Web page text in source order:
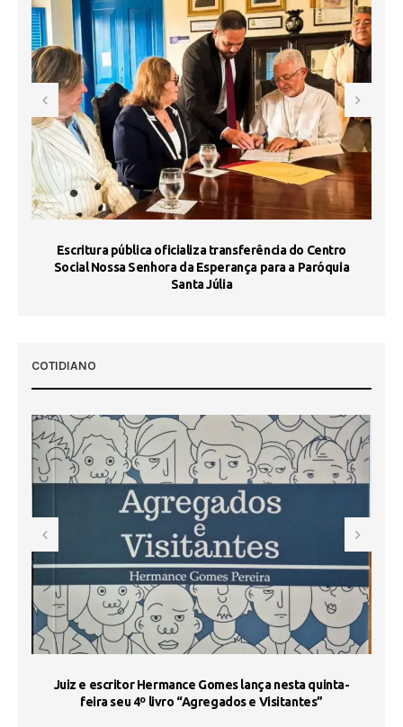
Escritura pública oficializa transferência do Centro
Social Nossa Senhora da Esperança para a Paróquia
Santa Júlia
COTIDIANO
Juiz e escritor Hermance Gomes lança nesta quinta-
feira seu 4º livro “Agregados e Visitantes”